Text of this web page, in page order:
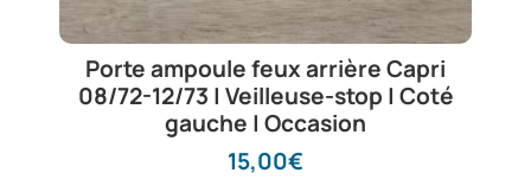
Porte ampoule feux arrière Capri
08/72-12/73 | Veilleuse-stop | Coté
gauche | Occasion
15,00€